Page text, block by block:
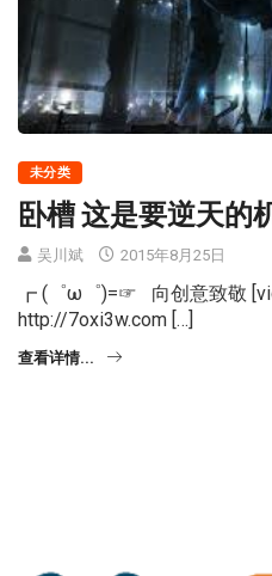
未分类
卧槽 这是要逆天的
吴川斌 2015年8月25日
┏ (゜ω゜)=☞ 向创意致敬
http://7oxi3w.com […]
查看详情...